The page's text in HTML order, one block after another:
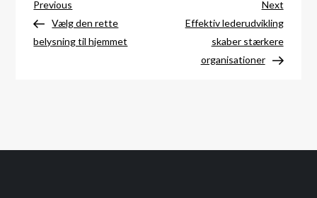
Indlægsnavigation
Previous
Post
Previous
Vælg den rette
belysning til hjemmet
Next
Post
Next
Effektiv lederudvikling
skaber stærkere
organisationer